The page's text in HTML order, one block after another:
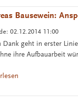
Bausewein:
02.12.2014 11:00
Dank geht in erster
ihre Aufbauarbeit